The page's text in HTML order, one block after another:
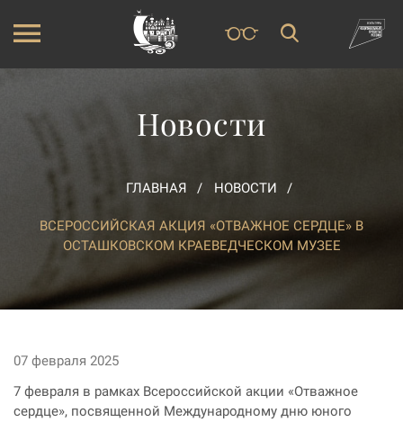
Новости
ГЛАВНАЯ НОВОСТИ
ВСЕРОССИЙСКАЯ АКЦИЯ «ОТВАЖНОЕ СЕРДЦЕ» В
ОСТАШКОВСКОМ КРАЕВЕДЧЕСКОМ МУЗЕЕ
07 февраля 2025
7 февраля в рамках Всероссийской акции «Отважное
сердце», посвященной Международному дню юного